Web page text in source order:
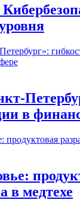
в
в медтехе